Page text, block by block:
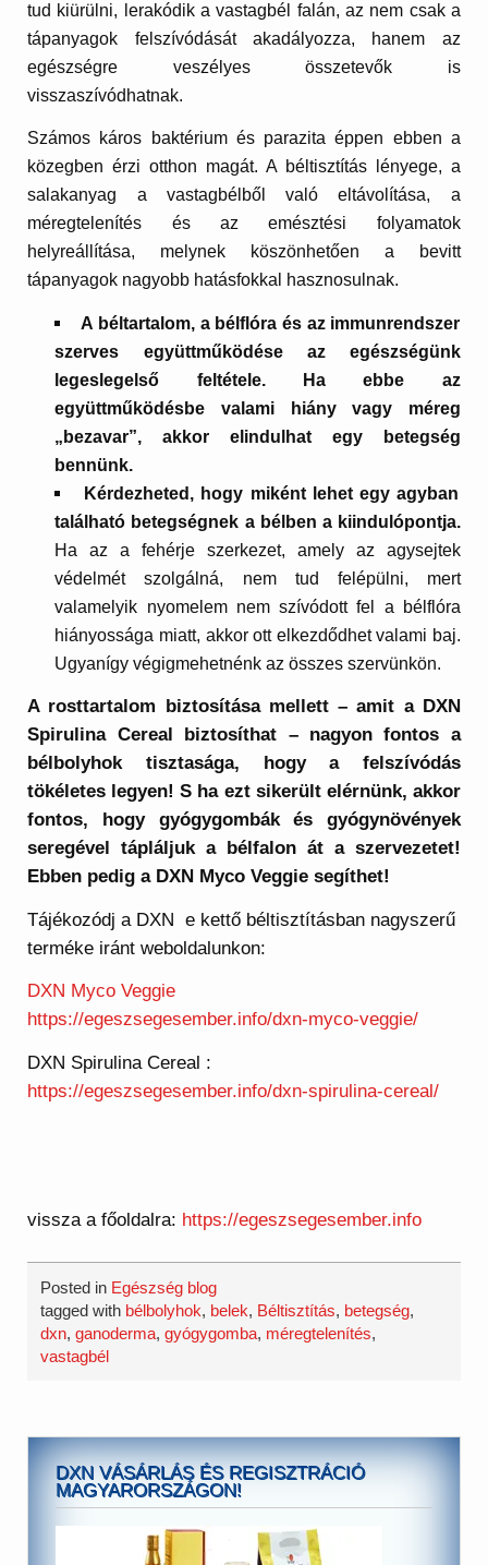
tud kiürülni, lerakódik a vastagbél falán, az nem csak a
tápanyagok felszívódását akadályozza, hanem az
egészségre veszélyes összetevők is
visszaszívódhatnak.
Számos káros baktérium és parazita éppen ebben a
közegben érzi otthon magát. A béltisztítás lényege, a
salakanyag a vastagbélből való eltávolítása, a
méregtelenítés és az emésztési folyamatok
helyreállítása, melynek köszönhetően a bevitt
tápanyagok nagyobb hatásfokkal hasznosulnak.
A béltartalom, a bélflóra és az immunrendszer
szerves együttműködése az egészségünk
legeslegelső feltétele. Ha ebbe az
együttműködésbe valami hiány vagy méreg
„bezavar”, akkor elindulhat egy betegség
bennünk.
Kérdezheted, hogy miként lehet egy agyban
található betegségnek a bélben a kiindulópontja.
Ha az a fehérje szerkezet, amely az agysejtek
védelmét szolgálná, nem tud felépülni, mert
valamelyik nyomelem nem szívódott fel a bélflóra
hiányossága miatt, akkor ott elkezdődhet valami baj.
Ugyanígy végigmehetnénk az összes szervünkön.
A rosttartalom biztosítása mellett – amit a DXN
Spirulina Cereal biztosíthat – nagyon fontos a
bélbolyhok tisztasága, hogy a felszívódás
tökéletes legyen! S ha ezt sikerült elérnünk, akkor
fontos, hogy gyógygombák és gyógynövények
seregével tápláljuk a bélfalon át a szervezetet!
Ebben pedig a DXN Myco Veggie segíthet!
Tájékozódj a DXN e kettő béltisztításban nagyszerű
terméke iránt weboldalunkon:
DXN Myco Veggie
https://egeszsegesember.info/dxn-myco-veggie/
DXN Spirulina Cereal :
https://egeszsegesember.info/dxn-spirulina-cereal/
vissza a főoldalra: https://egeszsegesember.info
Posted in Egészség blog
tagged with bélbolyhok, belek, Béltisztítás, betegség,
dxn,ganoderma,gyógygomba, méregtelenítés,
vastagbél
DXN VÁSÁRLÁS ÉS REGISZTRÁCIÓ
MAGYARORSZÁGON!